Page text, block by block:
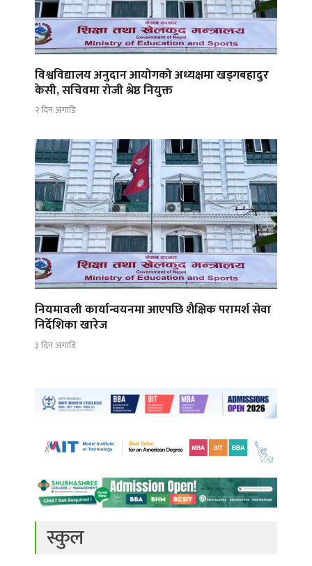
विश्वविद्यालय अनुदान आयोगको अध्यक्षमा खड्गबहादुर
केसी, सचिवमा रोजी श्रेष्ठ नियुक्त
२ दिन अगाडि
नियमावली कार्यान्वयनमा आएपछि शैक्षिक परामर्श सेवा
निर्देशिका खारेज
३ दिन अगाडि
स्कुल